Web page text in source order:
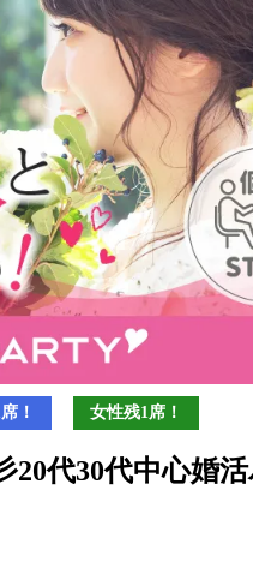
！ 女性残1席！
20代30代中心婚